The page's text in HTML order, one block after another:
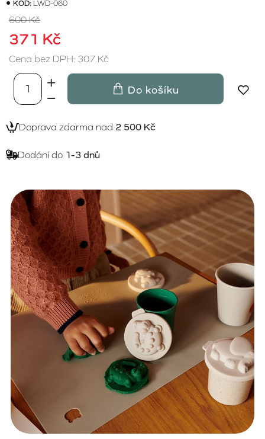
KÓD: LWD-060
371 Kč
600 Kč
Cena bez DPH: 307 Kč
Do košíku
Doprava zdarma nad 2 500 Kč
Dodání do 1-3 dnů